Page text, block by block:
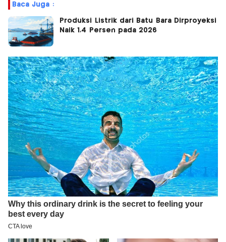
Baca Juga :
Produksi Listrik dari Batu Bara Dirproyeksi
Naik 1,4 Persen pada 2026